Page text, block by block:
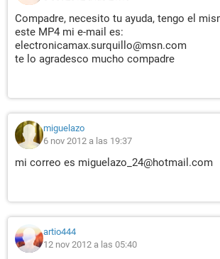
Compadre, necesito tu ayuda, tengo el
este MP4 mi e-mail es:
electronicamax.surquillo@msn.com
te lo agradesco mucho compadre
miguelazo
6 nov 2012 a las 19:37
mi correo es miguelazo_24@hotmail.com
artio444
12 nov 2012 a las 05:40